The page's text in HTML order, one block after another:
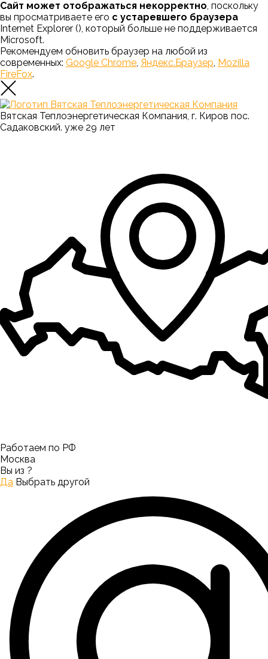
Сайт может отображаться некорректно, поскольку
вы просматриваете его с устаревшего браузера
Internet Explorer (), который больше не поддерживается
Microsoft.
Рекомендуем обновить браузер на любой из
современных: Google Chrome, Яндекс.Браузер, Mozilla
FireFox.
Вятская Теплоэнергетическая Компания, г. Киров пос.
Садаковский. уже 29 лет
Работаем по РФ
Москва
Вы из ?
Да Выбрать другой